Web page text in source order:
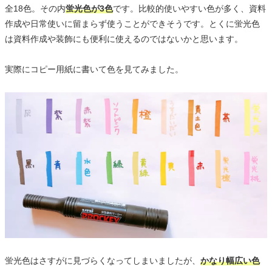
全18色。その内蛍光色が3色です。比較的使いやすい色が多く、資料
作成や日常使いに留まらず使うことができそうです。とくに蛍光色
は資料作成や装飾にも便利に使えるのではないかと思います。
実際にコピー用紙に書いて色を見てみました。
蛍光色はさすがに見づらくなってしまいましたが、 かなり幅広い色